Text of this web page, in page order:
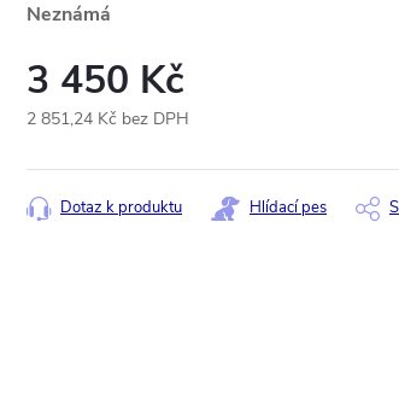
Neznámá
3 450 Kč
2 851,24 Kč bez DPH
cena:
Dotaz k produktu Hlídací pes